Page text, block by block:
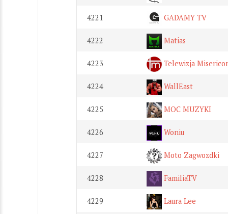
4221 GADAMY TV
4222 Matias
4223 Telewizja
4224 WallEast
4225 MOC MUZYKI
4226 Woniu
4227 Moto Zagwozdki
4228 FamiliaTV
4229 Laura Lee